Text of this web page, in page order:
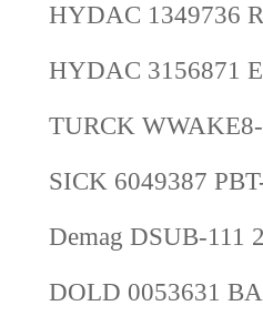
HYDAC 1349736
HYDAC 3156871
TURCK
SICK 6049387
Demag DSUB-111
DOLD 0053631